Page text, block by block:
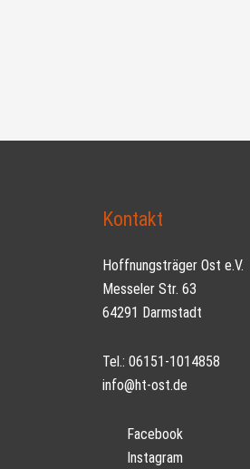
Kontakt
Hoffnungsträger Ost e.V.
Messeler Str. 63
64291 Darmstadt
Tel.: 06151-1014858
info@ht-ost.de
Facebook
Instagram